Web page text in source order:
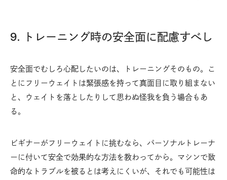
9. トレーニング時の安全面に配慮すべし
安全面でむしろ心配したいのは、トレーニングそのもの。こ
とにフリーウェイトは緊張感を持って真面目に取り組まない
と、ウェイトを落としたりして思わぬ怪我を負う場合もあ
る。
ビギナーがフリーウェイトに挑むなら、パーソナルトレーナ
ーに付いて安全で効果的な方法を教わってから。マシンで致
命的なトラブルを被るとは考えにくいが、それでも可能性は